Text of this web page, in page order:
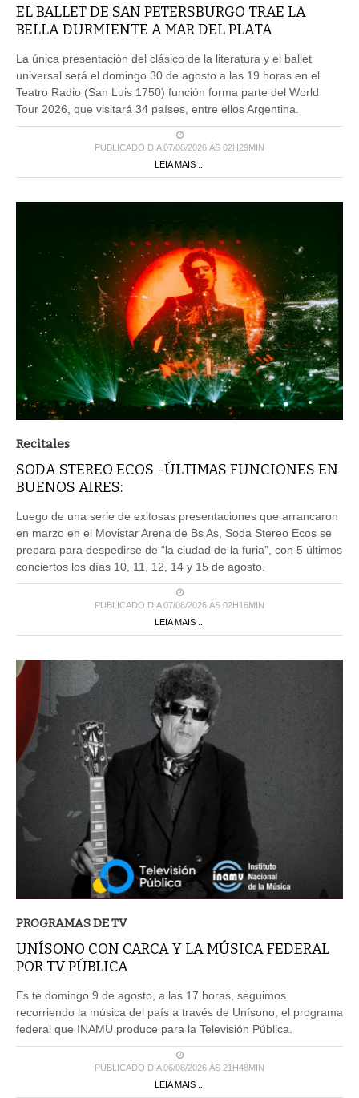
EL BALLET DE SAN PETERSBURGO TRAE LA
BELLA DURMIENTE A MAR DEL PLATA
La única presentación del clásico de la literatura y el ballet
universal será el domingo 30 de agosto a las 19 horas en el
Teatro Radio (San Luis 1750) función forma parte del World
Tour 2026, que visitará 34 países, entre ellos Argentina.
PUBLICADO DIA 07/08/2026 ÀS 02H29MIN
LEIA MAIS ...
Recitales
SODA STEREO ECOS -ÚLTIMAS FUNCIONES EN
BUENOS AIRES:
Luego de una serie de exitosas presentaciones que arrancaron
en marzo en el Movistar Arena de Bs As, Soda Stereo Ecos se
prepara para despedirse de “la ciudad de la furia”, con 5 últimos
conciertos los días 10, 11, 12, 14 y 15 de agosto.
PUBLICADO DIA 07/08/2026 ÀS 02H16MIN
LEIA MAIS ...
PROGRAMAS DE TV
UNÍSONO CON CARCA Y LA MÚSICA FEDERAL
POR TV PÚBLICA
Es te domingo 9 de agosto, a las 17 horas, seguimos
recorriendo la música del país a través de Unísono, el programa
federal que INAMU produce para la Televisión Pública.
PUBLICADO DIA 06/08/2026 ÀS 21H48MIN
LEIA MAIS ...